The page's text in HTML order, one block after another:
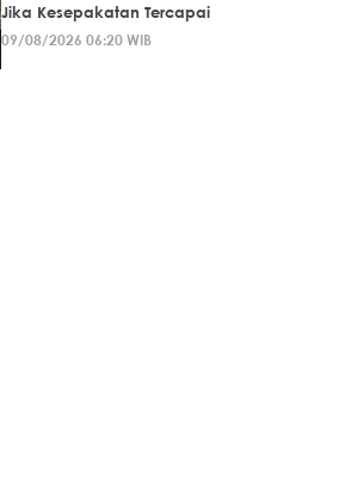
Jika Kesepakatan Tercapai
09/08/2026 06:20 WIB